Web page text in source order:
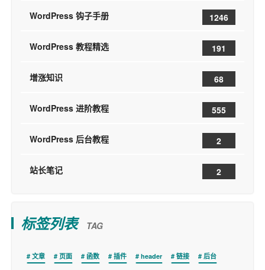
WordPress 钩子手册 1246
WordPress 教程精选 191
增涨知识 68
WordPress 进阶教程 555
WordPress 后台教程 2
站长笔记 2
标签列表 TAG
文章 页面 函数 插件 header 链接 后台